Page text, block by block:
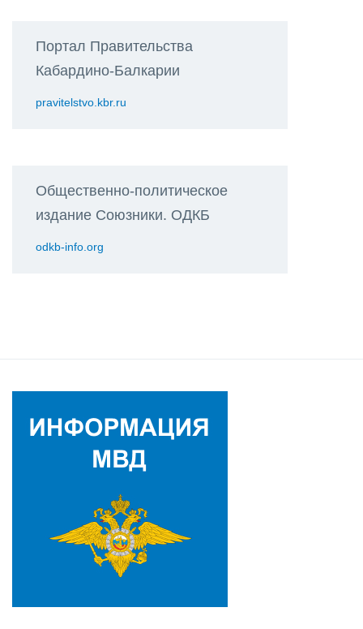
Портал Правительства
Кабардино-Балкарии
pravitelstvo.kbr.ru
Общественно-политическое
издание Союзники. ОДКБ
odkb-info.org